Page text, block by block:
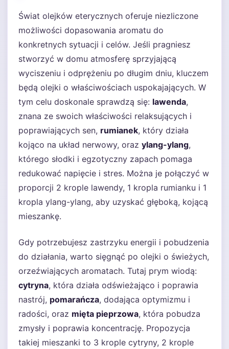
Świat olejków eterycznych oferuje niezliczone
możliwości dopasowania aromatu do
konkretnych sytuacji i celów. Jeśli pragniesz
stworzyć w domu atmosferę sprzyjającą
wyciszeniu i odprężeniu po długim dniu, kluczem
będą olejki o właściwościach uspokajających. W
tym celu doskonale sprawdzą się: lawenda,
znana ze swoich właściwości relaksujących i
poprawiających sen, rumianek, który działa
kojąco na układ nerwowy, oraz ylang-ylang,
którego słodki i egzotyczny zapach pomaga
redukować napięcie i stres. Można je połączyć w
proporcji 2 krople lawendy, 1 kropla rumianku i 1
kropla ylang-ylang, aby uzyskać głęboką, kojącą
mieszankę.
Gdy potrzebujesz zastrzyku energii i pobudzenia
do działania, warto sięgnąć po olejki o świeżych,
orzeźwiających aromatach. Tutaj prym wiodą:
cytryna, która działa odświeżająco i poprawia
nastrój, pomarańcza, dodająca optymizmu i
radości, oraz mięta pieprzowa, która pobudza
zmysły i poprawia koncentrację. Propozycja
takiej mieszanki to 3 krople cytryny, 2 krople